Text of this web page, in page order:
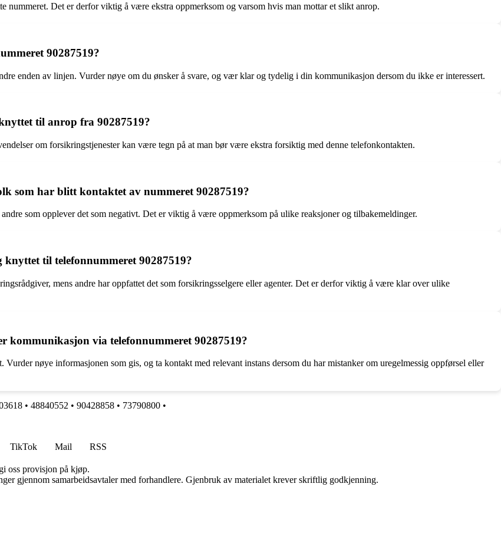
nummeret. Det er derfor viktig å være ekstra oppmerksom og varsom hvis man mottar et slikt anrop.
90287519?
enden av linjen. Vurder nøye om du ønsker å svare, og vær klar og tydelig i din kommunikasjon dersom du ikke er interessert.
til anrop fra 90287519?
om forsikringstjenester kan være tegn på at man bør være ekstra forsiktig med denne telefonkontakten.
som har blitt kontaktet av nummeret 90287519?
som opplever det som negativt. Det er viktig å være oppmerksom på ulike reaksjoner og tilbakemeldinger.
til telefonnummeret 90287519?
mens andre har oppfattet det som forsikringsselgere eller agenter. Det er derfor viktig å være klar over ulike
kommunikasjon via telefonnummeret 90287519?
nøye informasjonen som gis, og ta kontakt med relevant instans dersom du har mistanker om uregelmessig oppførsel eller
• 48840552 • 90428858 • 73790800 •
TikTok Mail
RSS
oss provisjon på kjøp.
gjennom samarbeidsavtaler med forhandlere. Gjenbruk av materialet krever skriftlig godkjenning.